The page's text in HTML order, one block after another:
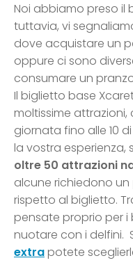
Noi abbiamo preso il
tuttavia, vi
dove acquistare un
oppure ci sono
consumare un
Il biglietto base
moltissime
giornata fino alle 10
la vostra esperienza,
oltre 50 attrazioni
alcune richiedono un
rispetto al biglietto.
pensate proprio per i
nuotare con i delfini.
extrapotete